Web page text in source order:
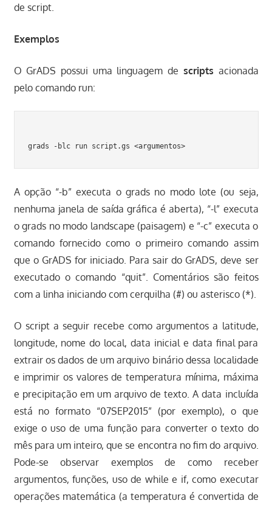
de script.
Exemplos
O GrADS possui uma linguagem de scripts acionada
pelo comando run:
A opção “-b” executa o grads no modo lote (ou seja,
nenhuma janela de saída gráfica é aberta), “-l” executa
o grads no modo landscape (paisagem) e “-c” executa o
comando fornecido como o primeiro comando assim
que o GrADS for iniciado. Para sair do GrADS, deve ser
executado o comando “quit”. Comentários são feitos
com a linha iniciando com cerquilha (#) ou asterisco (*).
O script a seguir recebe como argumentos a latitude,
longitude, nome do local, data inicial e data final para
extrair os dados de um arquivo binário dessa localidade
e imprimir os valores de temperatura mínima, máxima
e precipitação em um arquivo de texto. A data incluída
está no formato “07SEP2015” (por exemplo), o que
exige o uso de uma função para converter o texto do
mês para um inteiro, que se encontra no fim do arquivo.
Pode-se observar exemplos de como receber
argumentos, funções, uso de while e if, como executar
operações matemática (a temperatura é convertida de